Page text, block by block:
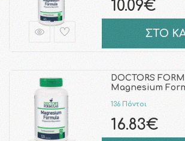
10.09€
ΣΤΟ
DOCTORS
Magnesium
136 Πόντοι
16.83€